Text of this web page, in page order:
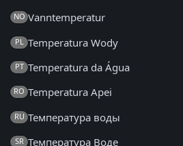
NO Vanntemperatur
PL Temperatura Wody
PT Temperatura da Água
RO Temperatura Apei
RU Температура воды
SR Температура Воде